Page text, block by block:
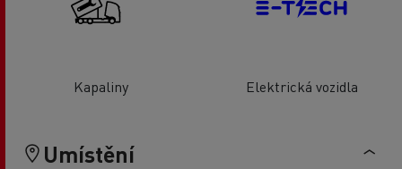
Kapaliny Elektrická vozidla
Umístění